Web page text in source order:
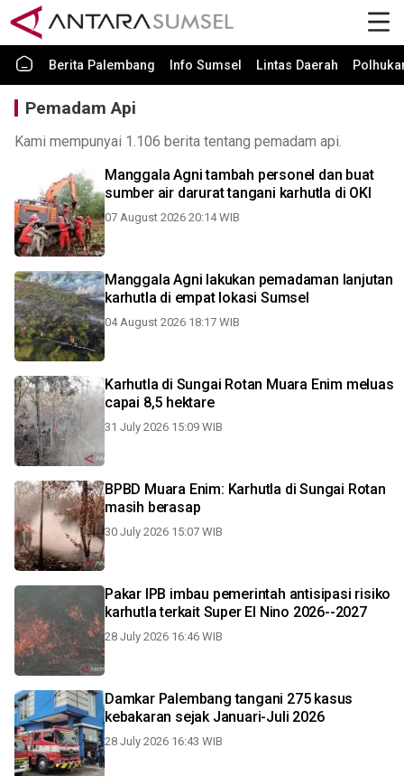
Berita Palembang Info Sumsel Lintas Daerah
Pemadam Api
Kami mempunyai 1.106 berita tentang pemadam api.
Manggala Agni tambah personel dan buat
sumber air darurat tangani karhutla di OKI
07 August 2026 20:14 WIB
Manggala Agni lakukan pemadaman lanjutan
karhutla di empat lokasi Sumsel
04 August 2026 18:17 WIB
Karhutla di Sungai Rotan Muara Enim meluas
capai 8,5 hektare
31 July 2026 15:09 WIB
BPBD Muara Enim: Karhutla di Sungai Rotan
masih berasap
30 July 2026 15:07 WIB
Pakar IPB imbau pemerintah antisipasi risiko
karhutla terkait Super El Nino 2026--2027
28 July 2026 16:46 WIB
Damkar Palembang tangani 275 kasus
kebakaran sejak Januari-Juli 2026
28 July 2026 16:43 WIB